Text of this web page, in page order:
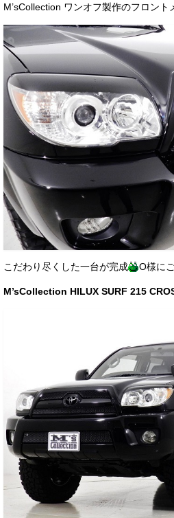
M’sCollection ワンオフ製作のフロント
こだわり尽くした一台が完成 O様に
M’sCollection HILUX SURF 215